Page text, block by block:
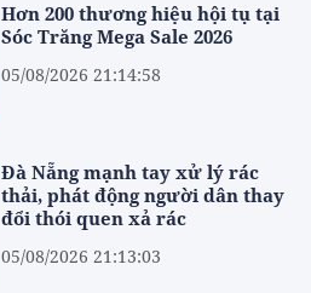
Hơn 200 thương hiệu hội tụ tại
Sóc Trăng Mega Sale 2026
05/08/2026 21:14:58
Đà Nẵng mạnh tay xử lý rác
thải, phát động người dân thay
đổi thói quen xả rác
05/08/2026 21:13:03